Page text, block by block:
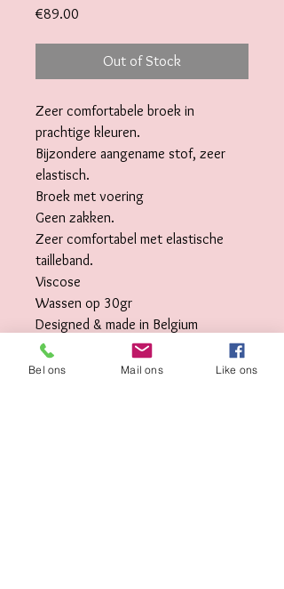
€89.00
Out of Stock
Zeer comfortabele broek in
prachtige kleuren.
Bijzondere aangename stof, zeer
elastisch.
Broek met voering
Geen zakken.
Zeer comfortabel met elastische
tailleband.
Viscose
Wassen op 30gr
Designed & made in Belgium
Bel ons Mail ons Like ons